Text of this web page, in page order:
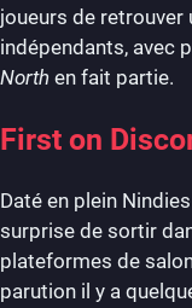
joueurs de retrouver
indépendants, avec
North en fait partie.
First on
Daté en plein
surprise de sortir
plateformes de
parution il y a